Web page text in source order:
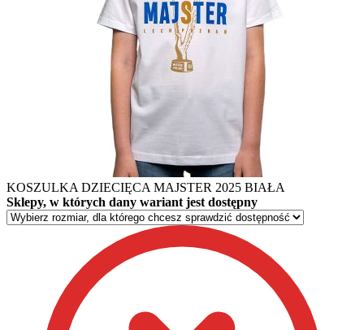
KOSZULKA DZIECIĘCA MAJSTER 2025 BIAŁA
Sklepy, w których dany wariant jest dostępny